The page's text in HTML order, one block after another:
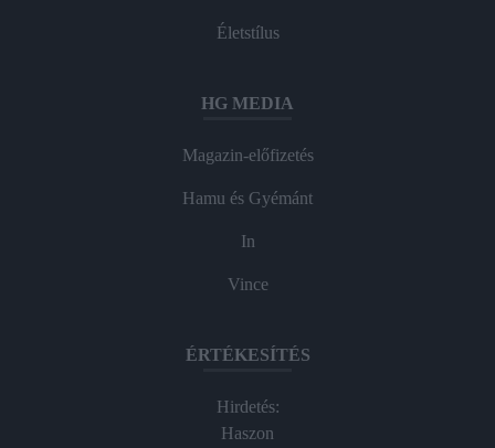
Életstílus
HG MEDIA
Magazin-előfizetés
Hamu és Gyémánt
In
Vince
ÉRTÉKESÍTÉS
Hirdetés:
Haszon